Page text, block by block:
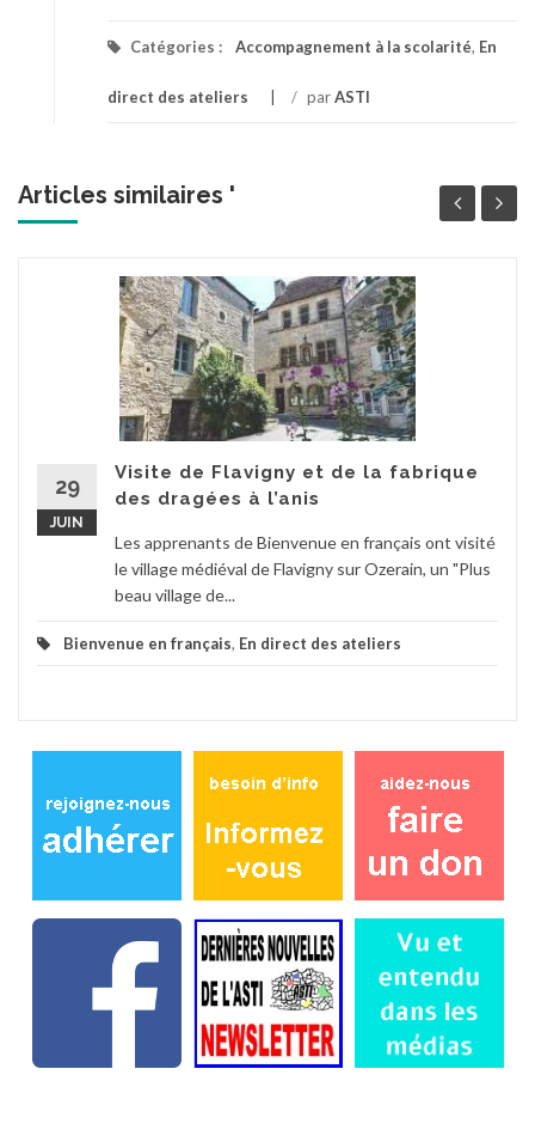
Catégories : Accompagnement à la scolarité, En
direct des ateliers / parASTI
Articles similaires '
29
JUIN
Visite de Flavigny et de la fabrique
des dragées à l’anis
Les apprenants de Bienvenue en français ont visité
le village médiéval de Flavigny sur Ozerain, un "Plus
beau village de...
Bienvenue en français, En direct des ateliers